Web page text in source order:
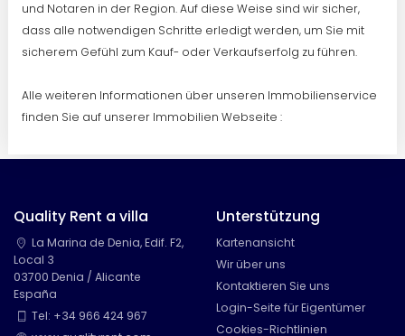
und Notaren in der Region. Auf diese Weise sind wir sicher,
dass alle notwendigen Schritte erledigt werden, um Sie mit
sicherem Gefühl zum Kauf- oder Verkaufserfolg zu führen.
Alle weiteren Informationen über unseren Immobilienservice
finden Sie auf unserer Immobilien Webseite :
Quality Rent a villa
La Marina de Denia, Edif. F2,
Local 3
03700 Denia / Alicante
España
Tel: +34 966 424 967
Unterstützung
Kartenansicht
Wir über uns
Kontaktieren Sie uns
Login-Seite für Eigentümer
Cookies-Richtlinien